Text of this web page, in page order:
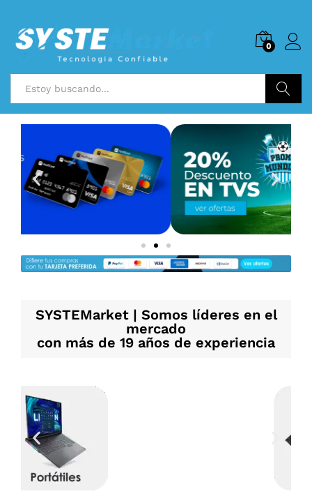
0
SYSTEMarket | Somos líderes en el
mercado
con más de 19 años de experiencia